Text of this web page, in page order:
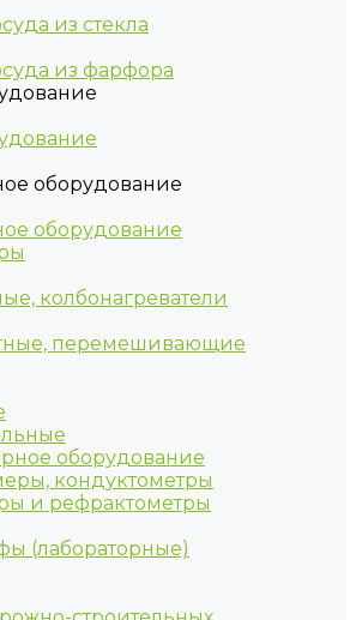
из стекла
из фарфора
оборудование
оборудование
колбонагреватели
перемешивающие
оборудование
кондуктометры
и рефрактометры
(лабораторные)